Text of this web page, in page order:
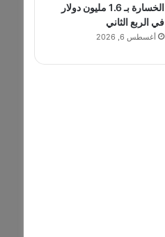
الخسارة بـ 1.6 مليون دولار
في الربع الثاني
أغسطس 6, 2026